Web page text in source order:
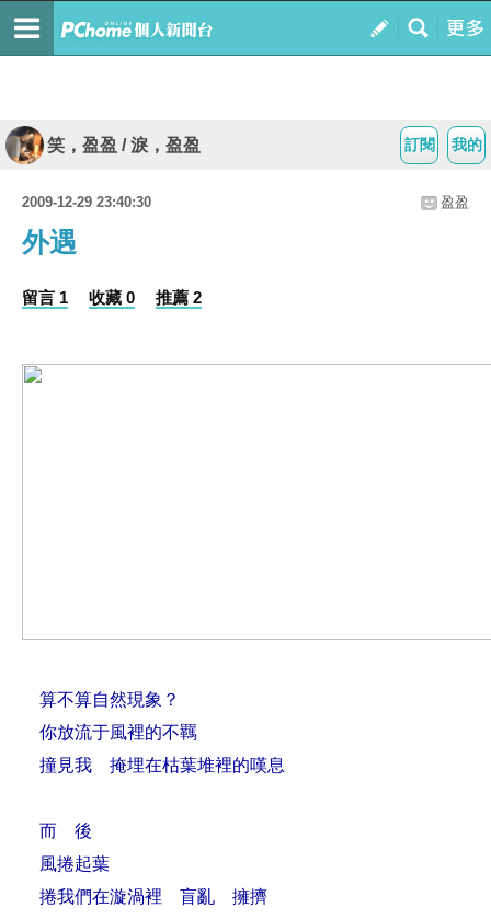
我的
訂閱
笑，盈盈 / 淚，盈盈
2009-12-29 23:40:30 盈盈
外遇
留言 1 收藏 0 推薦 2
算不算自然現象？
你放流于風裡的不羈
撞見我 掩埋在枯葉堆裡的嘆息
而 後
風捲起葉
捲我們在漩渦裡 盲亂 擁擠